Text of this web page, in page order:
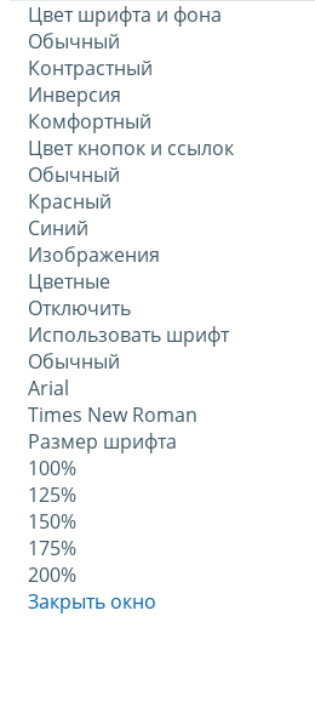
Цвет шрифта и фона
Обычный
Контрастный
Инверсия
Комфортный
Цвет кнопок и ссылок
Обычный
Красный
Синий
Изображения
Цветные
Отключить
Использовать шрифт
Обычный
Arial
Times New Roman
Размер шрифта
100%
125%
150%
175%
200%
Закрыть окно